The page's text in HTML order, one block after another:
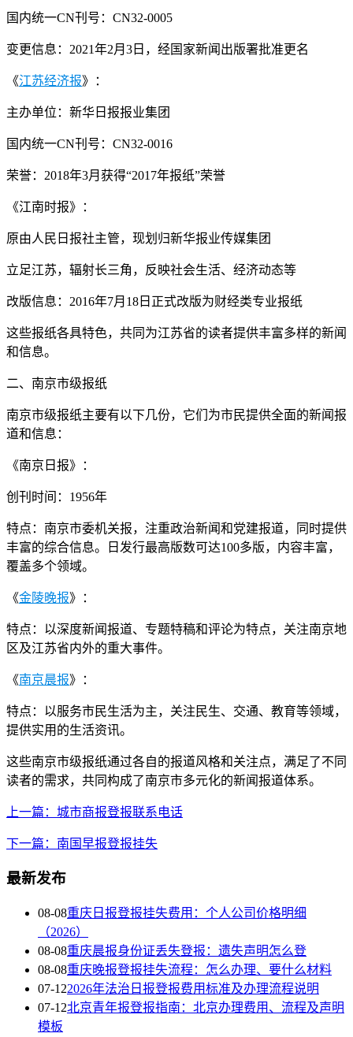
国内统一CN刊号：CN32-0005
变更信息：2021年2月3日，经国家新闻出版署批准更名
《江苏经济报》：
主办单位：新华日报报业集团
国内统一CN刊号：CN32-0016
荣誉：2018年3月获得“2017年报纸”荣誉
《江南时报》：
原由人民日报社主管，现划归新华报业传媒集团
立足江苏，辐射长三角，反映社会生活、经济动态等
改版信息：2016年7月18日正式改版为财经类专业报纸
这些报纸各具特色，共同为江苏省的读者提供丰富多样的新闻
和信息。
二、南京市级报纸
南京市级报纸主要有以下几份，它们为市民提供全面的新闻报
道和信息：
《南京日报》：
创刊时间：1956年
特点：南京市委机关报，注重政治新闻和党建报道，同时提供
丰富的综合信息。日发行最高版数可达100多版，内容丰富，
覆盖多个领域。
《金陵晚报》：
特点：以深度新闻报道、专题特稿和评论为特点，关注南京地
区及江苏省内外的重大事件。
《南京晨报》：
特点：以服务市民生活为主，关注民生、交通、教育等领域，
提供实用的生活资讯。
这些南京市级报纸通过各自的报道风格和关注点，满足了不同
读者的需求，共同构成了南京市多元化的新闻报道体系。
上一篇：城市商报登报联系电话
下一篇：南国早报登报挂失
最新发布
08-08重庆日报登报挂失费用：个人公司价格明细
（2026）
08-08重庆晨报身份证丢失登报：遗失声明怎么登
08-08重庆晚报登报挂失流程：怎么办理、要什么材料
07-122026年法治日报登报费用标准及办理流程说明
07-12北京青年报登报指南：北京办理费用、流程及声明
模板